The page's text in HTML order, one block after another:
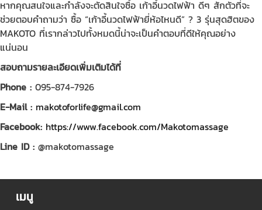
หากคุณสนใจและกำลังจะตัดสินใจซื้อ เก้าอี้นวดไฟฟ้า ดีๆ สักตัวที่จะ
ช่วยตอบคำถามว่า ซื้อ “เก้าอี้นวดไฟฟ้ายี่ห้อไหนดี” ? 3 รุ่นสุดฮิตของ
MAKOTO ที่เรากล่าวไปทั้งหมดนี้น่าจะเป็นคำตอบที่ดีให้คุณอย่าง
แน่นอน
สอบถามรายละเอียดเพิ่มเติมได้ที่
Phone : 095-874-7926
E-Mail : makotoforlife@gmail.com
Facebook: https://www.facebook.com/Makotomassage
Line ID : @makotomassage
เมนู